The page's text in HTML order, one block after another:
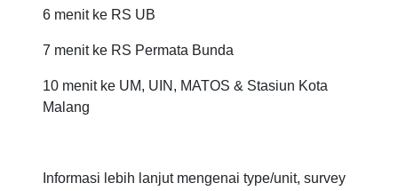
6 menit ke RS UB
7 menit ke RS Permata Bunda
10 menit ke UM, UIN, MATOS & Stasiun Kota
Malang
Informasi lebih lanjut mengenai type/unit, survey